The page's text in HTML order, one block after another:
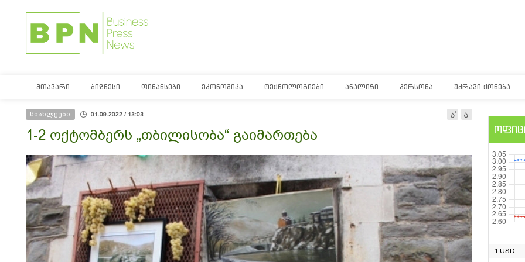
ᲛᲗᲐᲕᲐᲠᲘ ᲑᲘᲖᲜᲔᲡᲘ ᲤᲘᲜᲐᲜᲡᲔᲑᲘ ᲔᲙᲝᲜᲝᲛᲘᲙᲐ ᲢᲔᲥᲜᲝᲚᲝᲒᲘᲔᲑᲘ ᲐᲜᲐᲚᲘᲖᲘ ᲞᲔᲠᲡᲝᲜᲐ ᲣᲫᲠᲐᲕᲘ ᲥᲝᲜᲔᲑᲐ
სიახლეები 01.09.2022 / 13:03
1-2 ოქტომბერს „თბილისობა“ გაიმართება
1 USD